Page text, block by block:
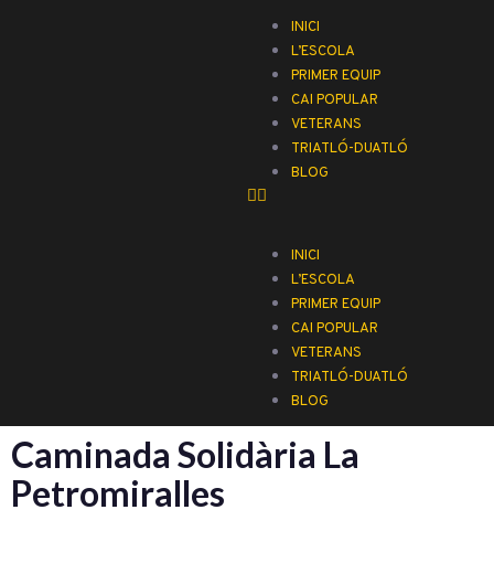
INICI
L’ESCOLA
PRIMER EQUIP
CAI POPULAR
VETERANS
TRIATLÓ-DUATLÓ
BLOG
INICI
L’ESCOLA
PRIMER EQUIP
CAI POPULAR
VETERANS
TRIATLÓ-DUATLÓ
BLOG
Caminada Solidària La
Petromiralles